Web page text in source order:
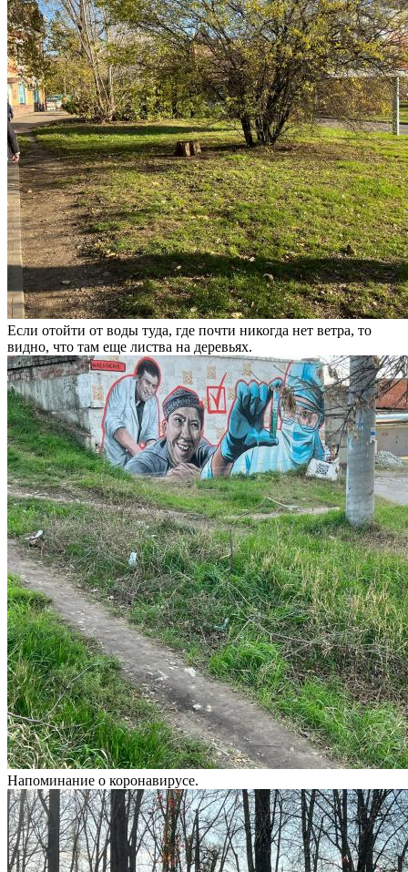
Если отойти от воды туда, где почти никогда нет ветра, то
видно, что там еще листва на деревьях.
Напоминание о коронавирусе.